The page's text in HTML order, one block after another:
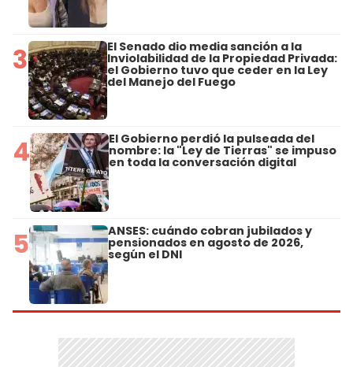
3 El Senado dio media sanción a la
Inviolabilidad de la Propiedad Privada:
el Gobierno tuvo que ceder en la Ley
del Manejo del Fuego
4 El Gobierno perdió la pulseada del
nombre: la "Ley de Tierras" se impuso
en toda la conversación digital
5 ANSES: cuándo cobran jubilados y
pensionados en agosto de 2026,
según el DNI